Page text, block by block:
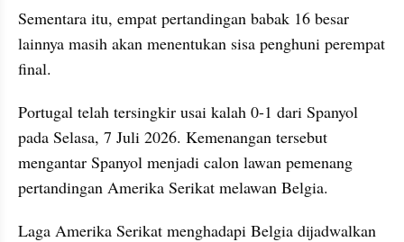
Sementara itu, empat pertandingan babak 16 besar
lainnya masih akan menentukan sisa penghuni perempat
final.
Portugal telah tersingkir usai kalah 0-1 dari Spanyol
pada Selasa, 7 Juli 2026. Kemenangan tersebut
mengantar Spanyol menjadi calon lawan pemenang
pertandingan Amerika Serikat melawan Belgia.
Laga Amerika Serikat menghadapi Belgia dijadwalkan